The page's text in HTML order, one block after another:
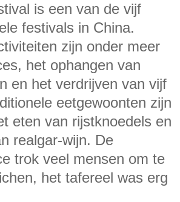
is een van de vijf
festivals in China.
zijn onder meer
het ophangen van
en het verdrijven van vijf
eetgewoonten zijn
eten van rijstknoedels en
realgar-wijn. De
trok veel mensen om te
het tafereel was erg